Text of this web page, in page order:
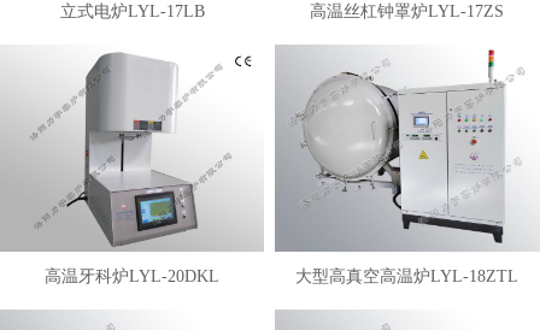
立式电炉LYL-17LB 高温丝杠钟罩炉LYL-17ZS
高温牙科炉LYL-20DKL 大型高真空高温炉LYL-18ZTL